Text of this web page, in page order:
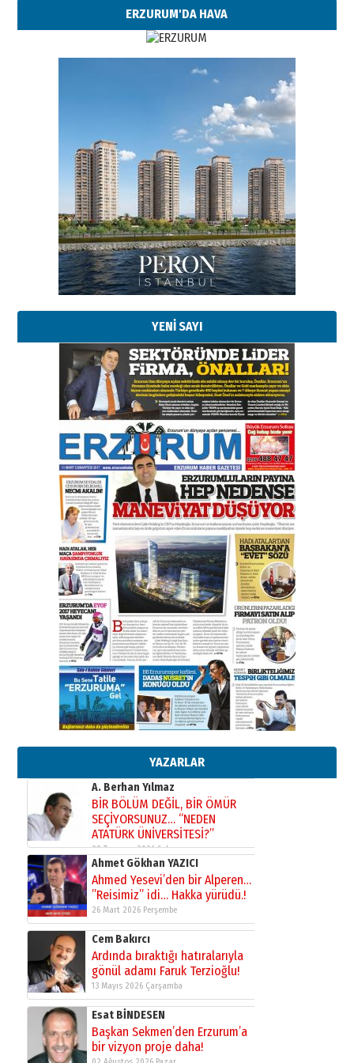
ERZURUM'DA HAVA
YENİ SAYI
YAZARLAR
Esat BİNDESEN
Başkan Sekmen’den Erzurum’a
bir vizyon proje daha!
02 Ağustos 2026 Pazar
Kadir SABUNCUOĞLU
Erzurumspor’un köşe taşları
29 Haziran 2026 Pazartesi
Kenan GÜLERCİ
Murat Şahsuvaroğlu ERKON’da
çıtayı yukarı taşırken,
yönetimdekiler aşağı
çekmemeli!
17 Şubat 2026 SalıOrhan BOZKURT
Bir fotoğraf, bir şehir, bir
gazeteci… Dizginler kimin
A. Berhan Yılmaz
BİR BÖLÜM DEĞİL, BİR ÖMÜR
SEÇİYORSUNUZ… “NEDEN
ATATÜRK ÜNİVERSİTESİ?”
28 Temmuz 2026 Salı
Ahmet Gökhan YAZICI
Ahmed Yesevi’den bir Alperen…
”Reisimiz” idi… Hakka yürüdü.!
26 Mart 2026 Perşembe
Cem Bakırcı
Ardında bıraktığı hatıralarıyla
gönül adamı Faruk Terzioğlu!
13 Mayıs 2026 Çarşamba
Esat BİNDESEN
Başkan Sekmen’den Erzurum’a
bir vizyon proje daha!